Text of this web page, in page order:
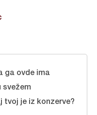
ga ovde ima
svežem
tvoj je iz konzerve?